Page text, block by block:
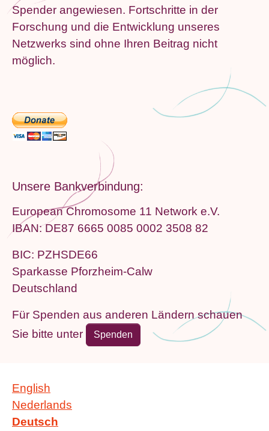
Spender angewiesen. Fortschritte in der
Forschung und die Entwicklung unseres
Netzwerks sind ohne Ihren Beitrag nicht
möglich.
Unsere Bankverbindung:
European Chromosome 11 Network e.V.
IBAN: DE87 6665 0085 0002 3508 82
BIC: PZHSDE66
Sparkasse Pforzheim-Calw
Deutschland
Für Spenden aus anderen Ländern schauen
Sie bitte unter
Spenden
English
Nederlands
Deutsch